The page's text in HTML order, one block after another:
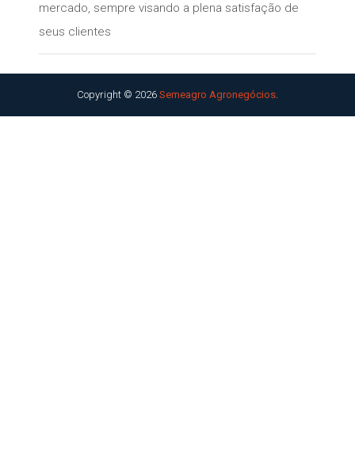
mercado, sempre visando a plena satisfação de
seus clientes
Copyright © 2026 Semeagro Agronegócios.